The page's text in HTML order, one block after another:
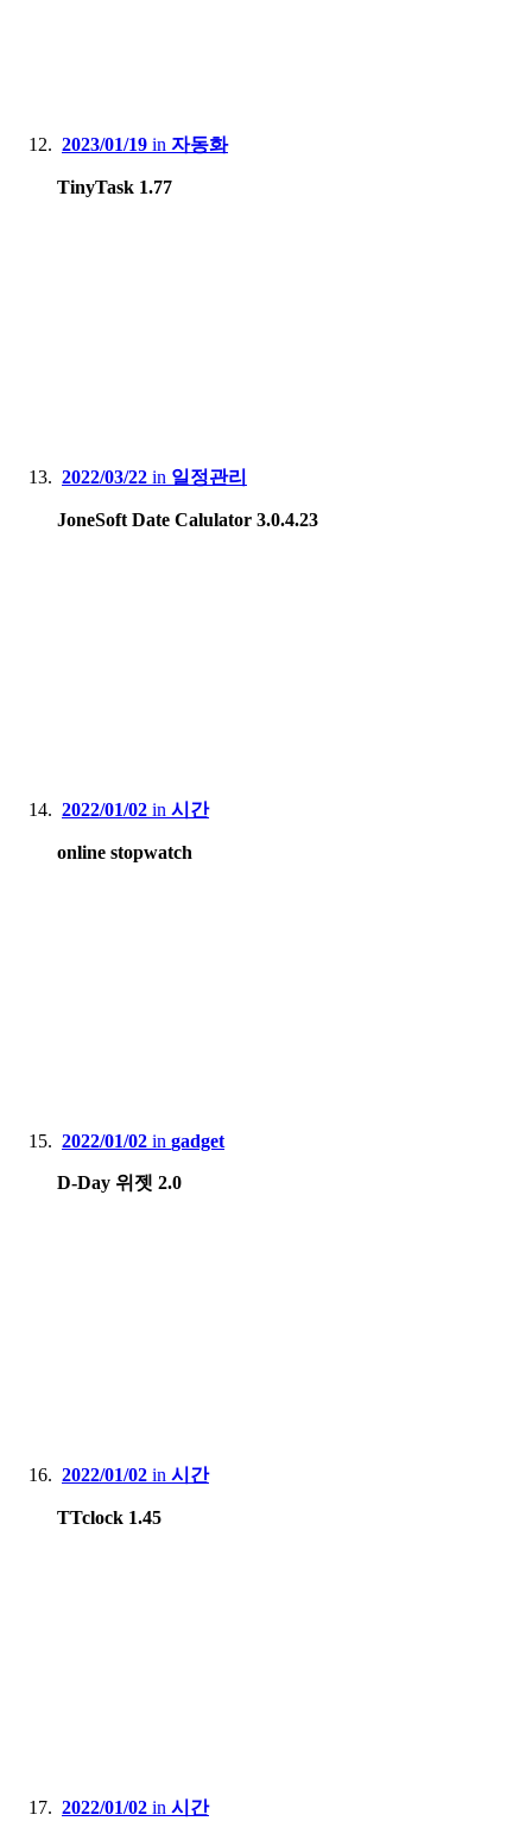
2023/01/19 in 자동화
TinyTask 1.77
2022/03/22 in 일정관리
JoneSoft Date Calulator 3.0.4.23
2022/01/02 in 시간
online stopwatch
2022/01/02 in gadget
D-Day 위젯 2.0
2022/01/02 in 시간
TTclock 1.45
2022/01/02 in 시간